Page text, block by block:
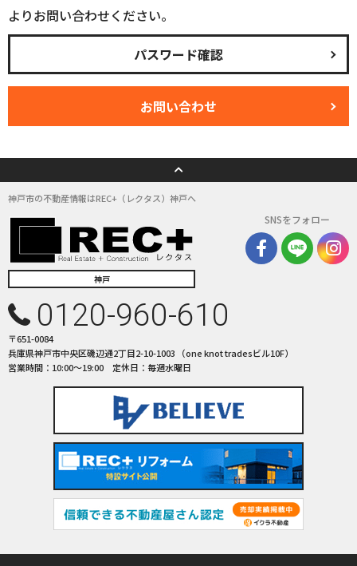
よりお問い合わせください。
パスワード確認
お問い合わせ
神戸市の不動産情報はREC+（レクタス）神戸へ
神戸
SNSをフォロー
0120-960-610
〒651-0084
兵庫県神戸市中央区磯辺通2丁目2-10-1003 （one knot tradesビル10F）
営業時間：10:00〜19:00 定休日：毎週水曜日